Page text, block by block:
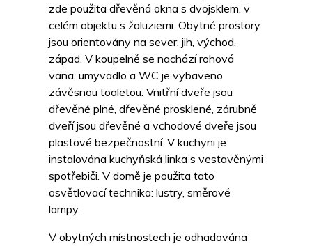
zde použita dřevěná okna s dvojsklem, v
celém objektu s žaluziemi. Obytné prostory
jsou orientovány na sever, jih, východ,
západ. V koupelně se nachází rohová
vana, umyvadlo a WC je vybaveno
závěsnou toaletou. Vnitřní dveře jsou
dřevěné plné, dřevěné prosklené, zárubně
dveří jsou dřevěné a vchodové dveře jsou
plastové bezpečnostní. V kuchyni je
instalována kuchyňská linka s vestavěnými
spotřebiči. V domě je použita tato
osvětlovací technika: lustry, směrové
lampy.
V obytných místnostech je odhadována